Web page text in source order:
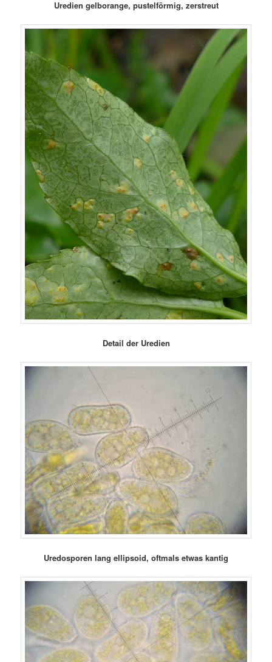
Uredien gelborange, pustelförmig, zerstreut
Detail der Uredien
Uredosporen lang ellipsoid, oftmals etwas kantig